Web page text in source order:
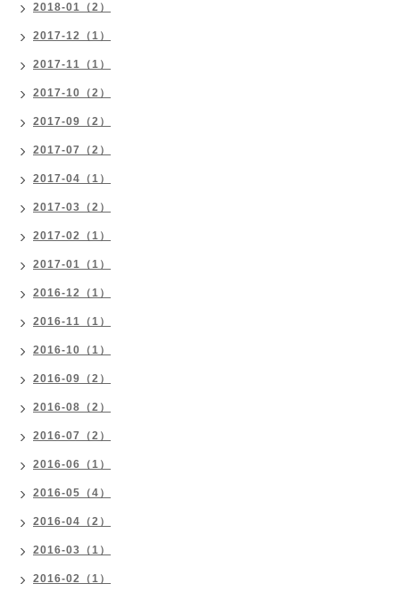
2018-01（2）
2017-12（1）
2017-11（1）
2017-10（2）
2017-09（2）
2017-07（2）
2017-04（1）
2017-03（2）
2017-02（1）
2017-01（1）
2016-12（1）
2016-11（1）
2016-10（1）
2016-09（2）
2016-08（2）
2016-07（2）
2016-06（1）
2016-05（4）
2016-04（2）
2016-03（1）
2016-02（1）